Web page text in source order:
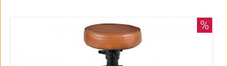
%